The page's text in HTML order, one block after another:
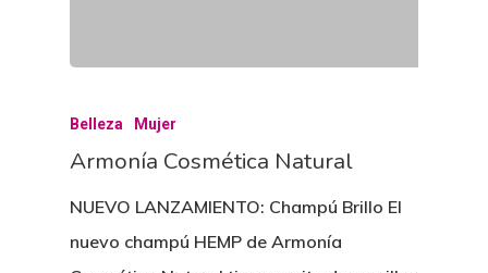
Belleza Mujer
Armonía Cosmética Natural
NUEVO LANZAMIENTO: Champú Brillo El
nuevo champú HEMP de Armonía